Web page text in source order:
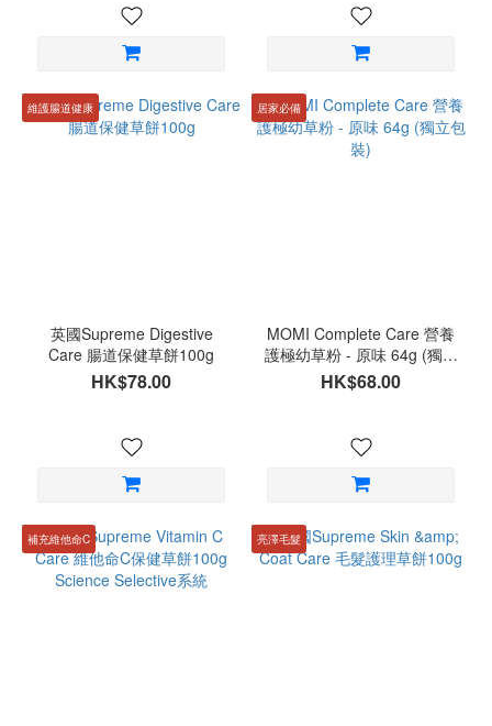
維護腸道健康
英國Supreme Digestive
Care 腸道保健草餅100g
HK$78.00
居家必備
MOMI Complete Care 營養
護極幼草粉 - 原味 64g (獨立
包裝)
HK$68.00
補充維他命C 亮澤毛髮